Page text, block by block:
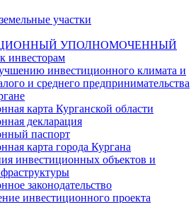
участки
УПОЛНОМОЧЕННЫЙ
инвесторам
инвестиционного климата и
и среднего предпринимательства
карта Курганской области
декларация
паспорт
карта города Кургана
инвестиционных объектов и
законодательство
инвестиционного проекта